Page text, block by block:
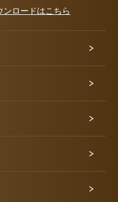
ンロードはこちら